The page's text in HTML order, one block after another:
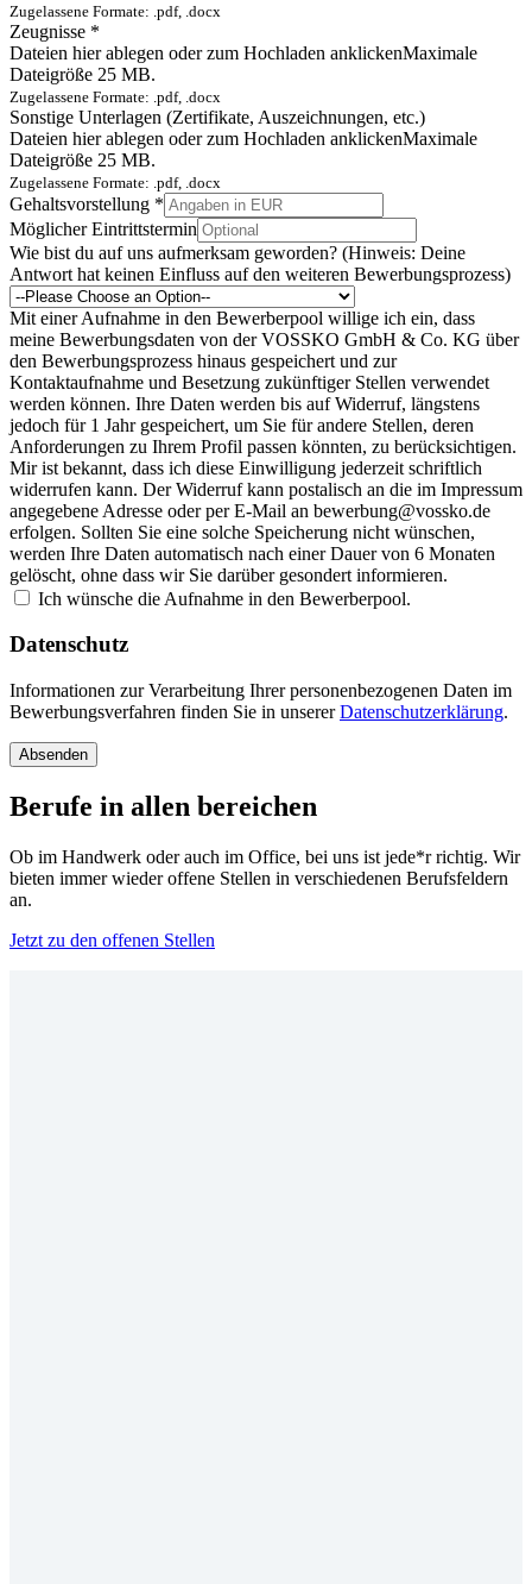
Zugelassene Formate: .pdf, .docx
Zeugnisse *
Dateien hier ablegen oder zum Hochladen anklickenMaximale
Dateigröße 25 MB.
Zugelassene Formate: .pdf, .docx
Sonstige Unterlagen (Zertifikate, Auszeichnungen, etc.)
Dateien hier ablegen oder zum Hochladen anklickenMaximale
Dateigröße 25 MB.
Zugelassene Formate: .pdf, .docx
Gehaltsvorstellung *
Möglicher Eintrittstermin
Wie bist du auf uns aufmerksam geworden? (Hinweis: Deine
Antwort hat keinen Einfluss auf den weiteren Bewerbungsprozess)
Mit einer Aufnahme in den Bewerberpool willige ich ein, dass
meine Bewerbungsdaten von der VOSSKO GmbH & Co. KG über
den Bewerbungsprozess hinaus gespeichert und zur
Kontaktaufnahme und Besetzung zukünftiger Stellen verwendet
werden können. Ihre Daten werden bis auf Widerruf, längstens
jedoch für 1 Jahr gespeichert, um Sie für andere Stellen, deren
Anforderungen zu Ihrem Profil passen könnten, zu berücksichtigen.
Mir ist bekannt, dass ich diese Einwilligung jederzeit schriftlich
widerrufen kann. Der Widerruf kann postalisch an die im Impressum
angegebene Adresse oder per E-Mail an bewerbung@vossko.de
erfolgen. Sollten Sie eine solche Speicherung nicht wünschen,
werden Ihre Daten automatisch nach einer Dauer von 6 Monaten
gelöscht, ohne dass wir Sie darüber gesondert informieren.
Ich wünsche die Aufnahme in den Bewerberpool.
Datenschutz
Informationen zur Verarbeitung Ihrer personenbezogenen Daten im
Bewerbungsverfahren finden Sie in unsererDatenschutzerklärung.
Berufe in allen bereichen
Ob im Handwerk oder auch im Office, bei uns ist jede*r richtig. Wir
bieten immer wieder offene Stellen in verschiedenen Berufsfeldern
an.
Jetzt zu den offenen Stellen